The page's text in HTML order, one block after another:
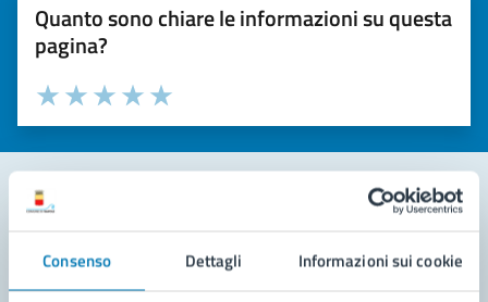
Consenso Dettagli Informazioni sui cookie
Quanto sono chiare le informazioni su questa
pagina?
Valuta la chiarezza delle informazioni (da 1 a 5 stelle)
Seleziona il numero di stelle per valutare la chiarezza delle
Valuta 5 stelle su 5
Valuta 4 stelle su 5
Valuta 3 stelle su 5
Valuta 2 stelle su 5
Valuta 1 stelle su 5
Leggi le domande frequenti